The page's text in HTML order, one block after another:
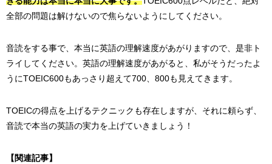
全部の問題は解けないので焦らないようにしてください。
音読をする事で、本当に英語の理解速度があがりますので、是非ト
ライしてください。英語の理解速度があがると、私がそうだったよ
うにTOEIC600もあっさり超えて700、800も見えてきます。
TOEICの得点を上げるテクニックも存在しますが、それに頼らず、
音読で本当の英語の実力を上げていきましょう！
【関連記事】